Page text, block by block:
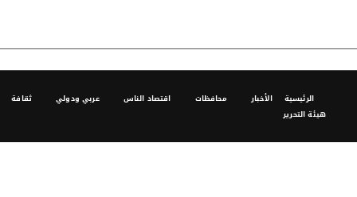
الرئيسية الأخبار محافظات اقتصاد الناس عربي ودولي ثقافة
هيئة التحرير